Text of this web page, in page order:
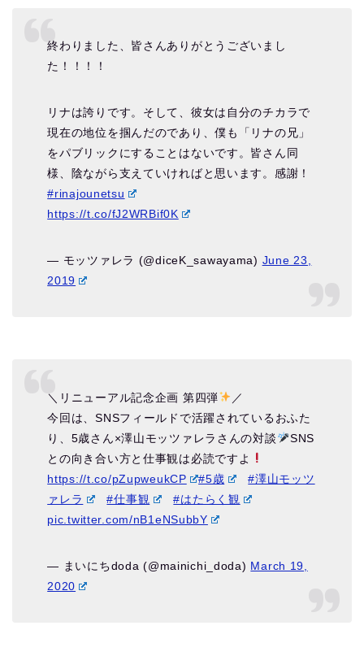
終わりました、皆さんありがとうございまし
た！！！！
リナは誇りです。そして、彼女は自分のチカラで
現在の地位を掴んだのであり、僕も「リナの兄」
をパブリックにすることはないです。皆さん同
様、陰ながら支えていければと思います。感謝！
#rinajounetsu
https://t.co/fJ2WRBif0K
— モッツァレラ (@diceK_sawayama) June 23,
2019
＼リニューアル記念企画 第四弾
／
今回は、SNSフィールドで活躍されているおふた
り、5歳さん×澤山モッツァレラさんの対談
SNS
との向き合い方と仕事観は必読ですよ
https://t.co/pZupweukCP
#5歳
#澤山モッツ
ァレラ
#仕事観
#はたらく観
pic.twitter.com/nB1eNSubbY
— まいにちdoda (@mainichi_doda) March 19,
2020